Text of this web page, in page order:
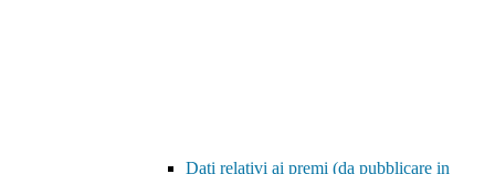
Dati relativi ai premi (da pubblicare in